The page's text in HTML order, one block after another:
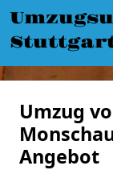
Umzug
Angebot